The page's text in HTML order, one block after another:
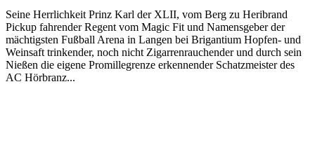
Seine Herrlichkeit Prinz Karl der XLII, vom Berg zu Heribrand
Pickup fahrender Regent vom Magic Fit und Namensgeber der
mächtigsten Fußball Arena in Langen bei Brigantium Hopfen- und
Weinsaft trinkender, noch nicht Zigarrenrauchender und durch sein
Nießen die eigene Promillegrenze erkennender Schatzmeister des
AC Hörbranz...